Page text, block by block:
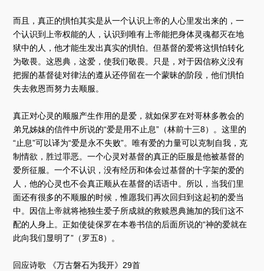
而且，真正的惧怕其实是从一个认识上帝的人心里发出来的，一
个认识到上帝权能的人，认识到唯有上帝能把身体灵魂都灭在地
狱中的人，他才能生发出真实的惧怕。但基督的爱将这惧怕转化
为敬畏。这恩典，这爱，使我们敬畏。只是，对于因信称义没有
把握的基督徒对律法的遵从还停留在一个蒙昧的阶段，他们惧怕
失去救恩而努力去顺服。
真正对心灵的顺服产生作用的是爱，就如保罗在对哥林多教会的
弟兄姊妹的信件中所说的“爱是用不止息”（林前十三8）。这里的
“止息”可以译为“爱是永不失败”。唯有爱的力量可以克制自我，克
制情欲，胜过罪恶。一个心灵对基督的真正的臣服是他被基督的
爱所征服。一个不认识，没有经历和体会过基督的十字架的爱的
人，他的心灵也不会真正顺从在基督的话语中。所以，当我们里
面还有很多的不顺服的时候，惟愿我们再次回归到这起初的爱当
中。因信上帝就将祂独生爱子所成就的救赎恩典施加的我们这不
配的人身上。正如使徒保罗在本卷书信的后面所说的“神的爱就在
此向我们显明了”（罗五8）。
回应诗歌 《万古磐石为我开》29首